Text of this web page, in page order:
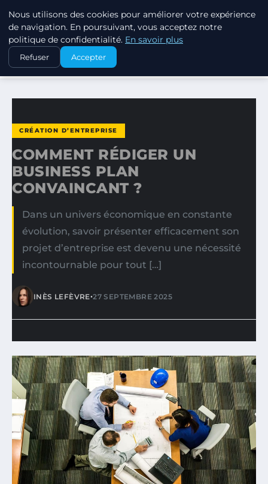
MARKETING STRATEGIQUE
ACCUEIL
CRÉATION D’ENTREPRISE
COMMENT RÉDIGER UN BUSINESS PLAN CONVAINCANT ?
CRÉATION D’ENTREPRISE
COMMENT RÉDIGER UN
BUSINESS PLAN
CONVAINCANT ?
Dans un univers économique en constante
évolution, savoir présenter efficacement son
projet d’entreprise est devenu une nécessité
incontournable pour tout […]
INÈS LEFÈVRE•27 SEPTEMBRE 2025
Nous utilisons des cookies pour améliorer votre expérience
de navigation. En poursuivant, vous acceptez notre
politique de confidentialité. En savoir plus
Refuser Accepter